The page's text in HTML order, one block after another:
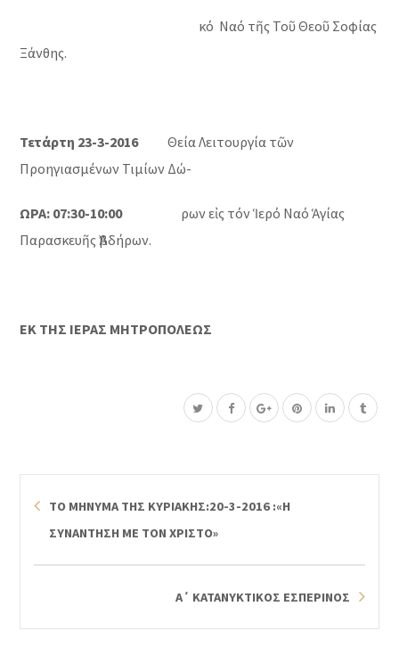
κό Ναό τῆς Τοῦ Θεοῦ Σοφίας
Ξάνθης.
Τετάρτη 23-3-2016Θεία Λειτουργία τῶν
Προηγιασμένων Τιμίων Δώ-
ΩΡΑ: 07:30-10:00 ρων εἰς τόν Ἱερό Ναό Ἁγίας
Παρασκευῆς Ἀβδήρων.
ΕΚ ΤΗΣ ΙΕΡΑΣ ΜΗΤΡΟΠΟΛΕΩΣ
ΤΟ ΜΗΝΥΜΑ ΤΗΣ ΚΥΡΙΑΚΗΣ:20-3-2016 :«Η
ΣΥΝΑΝΤΗΣΗ ΜΕ ΤΟΝ ΧΡΙΣΤΟ»
Α΄ ΚΑΤΑΝΥΚΤΙΚΟΣ ΕΣΠΕΡΙΝΟΣ